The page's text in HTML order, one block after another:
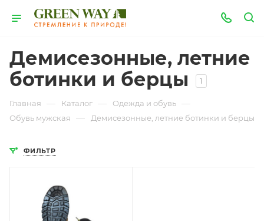
Демисезонные, летние
ботинки и берцы
1
Главная — Каталог — Одежда и обувь —
Обувь мужская — Демисезонные, летние ботинки и берцы
ФИЛЬТР